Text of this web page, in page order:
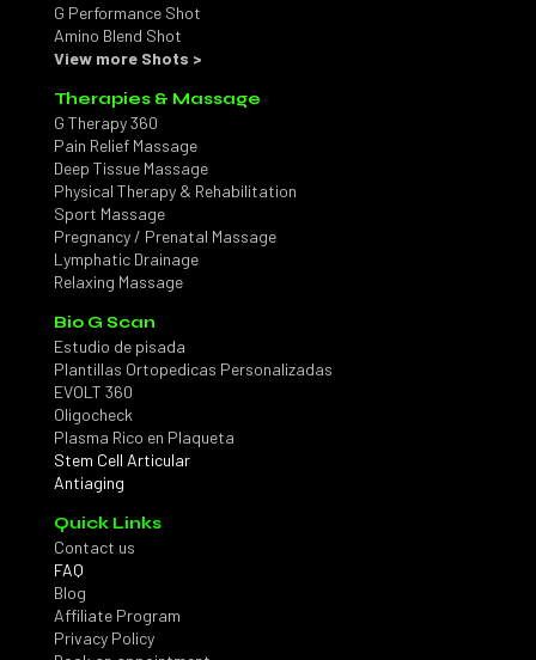
G Performance Shot
Amino Blend Shot
View more Shots >
Therapies & Massage
G Therapy 360
Pain Relief Massage
Deep Tissue Massage
Physical Therapy & Rehabilitation
Sport Massage
Pregnancy / Prenatal Massage
Lymphatic Drainage
Relaxing Massage
Bio G Scan
Estudio de pisada
Plantillas Ortopedicas Personalizadas
EVOLT 360
Oligocheck
Plasma Rico en Plaqueta
Stem Cell Articular
Antiaging
Quick Links
Contact us
FAQ
Blog
Affiliate Program
Privacy Policy